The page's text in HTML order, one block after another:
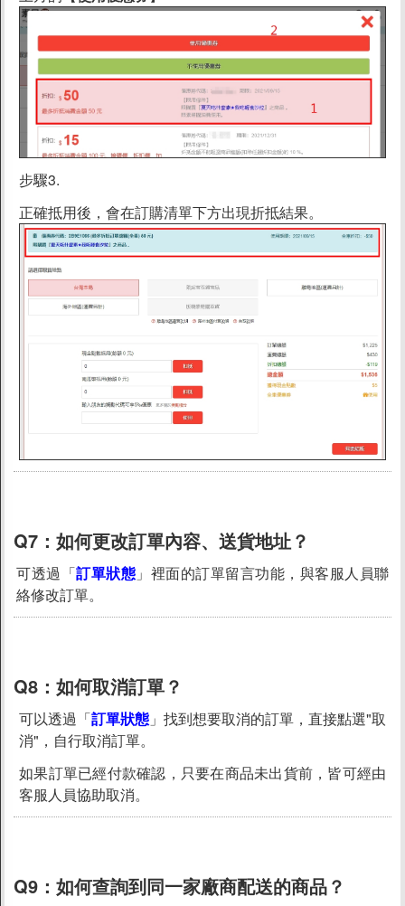
步驟3.
正確抵用後，會在訂購清單下方出現折抵結果。
Q7： 如何更改訂單內容、送貨地址？
可透過「訂單狀態 」裡面的訂單留言功能，與客服人員聯
絡修改訂單。
Q8： 如何取消訂單？
可以透過「訂單狀態 」找到想要取消的訂單，直接點選"取
消"，自行取消訂單。
如果訂單已經付款確認，只要在商品未出貨前，皆可經由
客服人員協助取消。
Q9： 如何查詢到同一家廠商配送的商品？